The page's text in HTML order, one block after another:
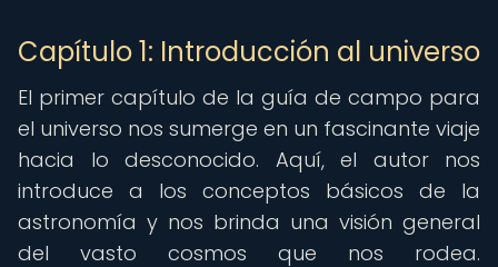
Capítulo 1: Introducción al universo
El primer capítulo de la guía de campo para
el universo nos sumerge en un fascinante viaje
hacia lo desconocido. Aquí, el autor nos
introduce a los conceptos básicos de la
astronomía y nos brinda una visión general
del vasto cosmos que nos rodea.